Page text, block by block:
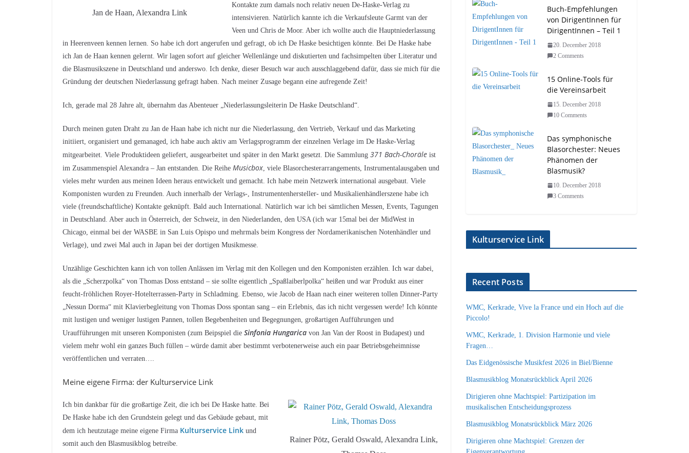
Jan de Haan, Alexandra Link
Kontakte zum damals noch relativ neuen De-Haske-Verlag zu
intensivieren. Natürlich kannte ich die Verkaufsleute Garmt van der
Veen und Chris de Moor. Aber ich wollte auch die Hauptniederlassung
in Heerenveen kennen lernen. So habe ich dort angerufen und gefragt, ob ich De Haske besichtigen könnte. Bei De Haske habe
ich Jan de Haan kennen gelernt. Wir lagen sofort auf gleicher Wellenlänge und diskutierten und fachsimpelten über Literatur und
die Blasmusikszene in Deutschland und anderswo. Ich denke, dieser Besuch war auch ausschlaggebend dafür, dass sie mich für die
Gründung der deutschen Niederlassung gefragt haben. Nach meiner Zusage begann eine aufregende Zeit!
Ich, gerade mal 28 Jahre alt, übernahm das Abenteuer „Niederlassungsleiterin De Haske Deutschland“.
Durch meinen guten Draht zu Jan de Haan habe ich nicht nur die Niederlassung, den Vertrieb, Verkauf und das Marketing
initiiert, organisiert und gemanaged, ich habe auch aktiv am Verlagsprogramm der einzelnen Verlage im De Haske-Verlag
mitgearbeitet. Viele Produktideen geliefert, ausgearbeitet und später in den Markt gesetzt. Die Sammlung 371 Bach-Choräle ist
im Zusammenspiel Alexandra – Jan entstanden. Die Reihe Musicbox , viele Blasorchesterarrangements, Instrumentalausgaben und
vieles mehr wurden aus meinen Ideen heraus entwickelt und gemacht. Ich habe mein Netzwerk international ausgebaut. Viele
Komponisten wurden zu Freunden. Auch innerhalb der Verlags-, Instrumentenhersteller- und Musikalienhändlerszene habe ich
viele (freundschaftliche) Kontakte geknüpft. Bald auch International. Natürlich war ich bei sämtlichen Messen, Events, Tagungen
in Deutschland. Aber auch in Österreich, der Schweiz, in den Niederlanden, den USA (ich war 15mal bei der MidWest in
Chicago, einmal bei der WASBE in San Luis Opispo und mehrmals beim Kongress der Nordamerikanischen Notenhändler und
Verlage), und zwei Mal auch in Japan bei der dortigen Musikmesse.
Unzählige Geschichten kann ich von tollen Anlässen im Verlag mit den Kollegen und den Komponisten erzählen. Ich war dabei,
als die „Scherzpolka“ von Thomas Doss entstand – sie sollte eigentlich „Spaßlaiberlpolka“ heißen und war Produkt aus einer
feucht-fröhlichen Royer-Hotelterrassen-Party in Schladming. Ebenso, wie Jacob de Haan nach einer weiteren tollen Dinner-Party
„Nessun Dorma“ mit Klavierbegleitung von Thomas Doss spontan sang – ein Erlebnis, das ich nicht vergessen werde! Ich könnte
mit lustigen und weniger lustigen Pannen, tollen Begebenheiten und Begegnungen, großartigen Aufführungen und
Uraufführungen mit unseren Komponisten (zum Beipspiel die Sinfonia Hungarica von Jan Van der Roost in Budapest) und
vielem mehr wohl ein ganzes Buch füllen – würde damit aber bestimmt verbotenerweise auch ein paar Betriebsgeheimnisse
veröffentlichen und verraten….
Meine eigene Firma: der Kulturservice Link
Rainer Pötz, Gerald Oswald, Alexandra Link,
Ich bin dankbar für die großartige Zeit, die ich bei De Haske hatte. Bei
De Haske habe ich den Grundstein gelegt und das Gebäude gebaut, mit
dem ich heutzutage meine eigene Firma Kulturservice Link und
somit auch den Blasmusikblog betreibe.
Buch-Empfehlungen
von DirigentInnen für
DirigentInnen – Teil 1
20. December 2018
2 Comments
15 Online-Tools für
die Vereinsarbeit
15. December 2018
10 Comments
Das symphonische
Blasorchester: Neues
Phänomen der
Blasmusik?
10. December 2018
3 Comments
Kulturservice Link
Recent Posts
WMC, Kerkrade, Vive la France und ein Hoch auf die
Piccolo!
WMC, Kerkrade, 1. Division Harmonie und viele
Fragen…
Das Eidgenössische Musikfest 2026 in Biel/Bienne
Blasmusikblog Monatsrückblick April 2026
Dirigieren ohne Machtspiel: Partizipation im
musikalischen Entscheidungsprozess
Blasmusikblog Monatsrückblick März 2026
Dirigieren ohne Machtspiel: Grenzen der